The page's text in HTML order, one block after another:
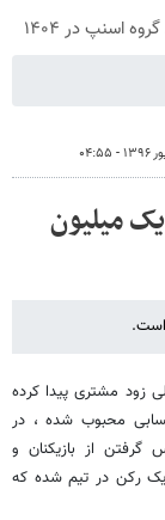
اسنپ در ۱۴۰۴
میلیون
است.
زود مشتری پیدا کرده
محبوب شده ، در
از بازیکنان و
یک رکن در تیم شده که